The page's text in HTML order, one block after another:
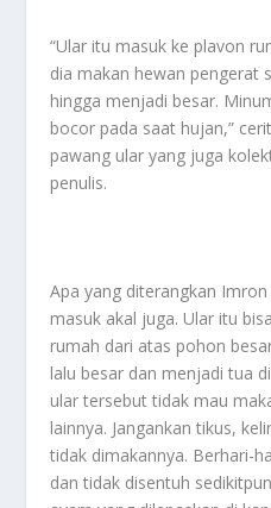
“Ular itu masuk ke plavon
dia makan hewan pengerat
hingga menjadi besar.
bocor pada saat hujan,”
pawang ular yang juga
penulis.
Apa yang diterangkan
masuk akal juga. Ular itu
rumah dari atas pohon
lalu besar dan menjadi tua
ular tersebut tidak mau
lainnya. Jangankan tikus,
tidak dimakannya. Berhari-
dan tidak disentuh